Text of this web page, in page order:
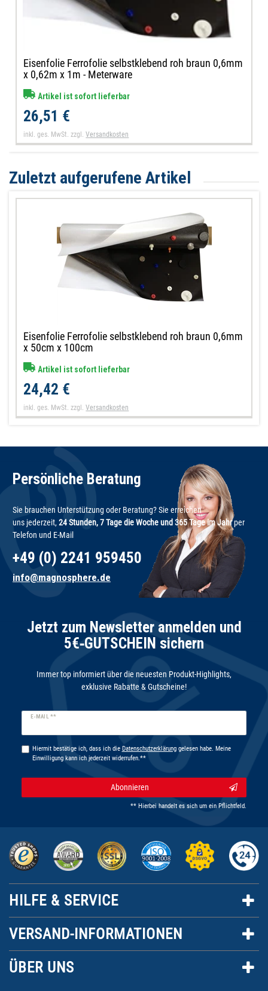
Eisenfolie Ferrofolie selbstklebend roh braun 0,6mm
x 0,62m x 1m - Meterware
Artikel ist sofort lieferbar
26,51 €
inkl. ges. MwSt. zzgl.Versandkosten
Zuletzt aufgerufene Artikel
Eisenfolie Ferrofolie selbstklebend roh braun 0,6mm
x 50cm x 100cm
Artikel ist sofort lieferbar
24,42 €
inkl. ges. MwSt. zzgl.Versandkosten
Persönliche Beratung
Sie brauchen Unterstützung oder Beratung? Sie erreichen
uns jederzeit,24 Stunden, 7 Tage die Woche und 365 Tage im Jahrper
Telefon und E-Mail
+49 (0) 2241 959450
info@magnosphere.de
Jetzt zum Newsletter anmelden und
5€‑GUTSCHEIN sichern
Immer top informiert über die neuesten Produkt-Highlights,
exklusive Rabatte & Gutscheine!
E-MAIL **
Newsletter
Hiermit bestätige ich, dass ich die Daten­schutz­erklärunggelesen habe. Meine
Einwilligung kann ich jederzeit widerrufen.**
Abonnieren
** Hierbei handelt es sich um ein Pflichtfeld.
HILFE & SERVICE
VERSAND-INFORMATIONEN
ÜBER UNS